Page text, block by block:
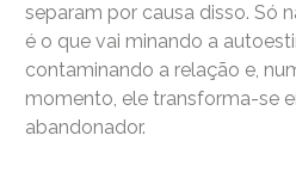
separam por causa disso. Só
é o que vai minando a
contaminando a relação e,
momento, ele transforma-se
abandonador.